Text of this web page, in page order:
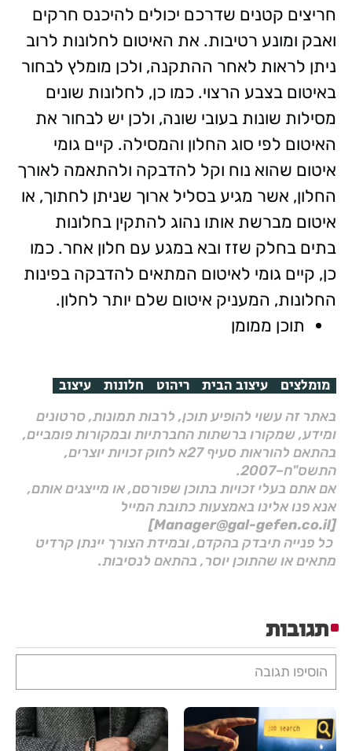
חריצים קטנים שדרכם יכולים להיכנס חרקים
ואבק ומונע רטיבות. את האיטום לחלונות לרוב
ניתן לראות לאחר ההתקנה, ולכן מומלץ לבחור
באיטום בצבע הרצוי. כמו כן, לחלונות שונים
מסילות שונות בעובי שונה, ולכן יש לבחור את
האיטום לפי סוג החלון והמסילה. קיים גומי
איטום שהוא נוח וקל להדבקה ולהתאמה לאורך
החלון, אשר מגיע בסליל ארוך שניתן לחתוך, או
איטום מברשת אותו נהוג להתקין בחלונות
בתים בחלק שזז ובא במגע עם חלון אחר. כמו
כן, קיים גומי לאיטום המתאים להדבקה בפינות
החלונות, המעניק איטום שלם יותר לחלון.
תוכן ממומן
מומלצים עיצוב הבית ריהוט חלונות עיצוב
באתר זה עשוי להופיע תוכן, לרבות תמונות, סרטונים
ומידע, שמקורו ברשתות החברתיות ובמקורות פומביים,
בהתאם להוראות סעיף 27א לחוק זכויות יוצרים,
התשס"ח–2007.
אם אתם בעלי זכויות בתוכן שפורסם, או מייצגים אותם,
אנא פנו אלינו באמצעות כתובת המייל
[Manager@gal-gefen.co.il]
כל פנייה תיבדק בהקדם, ובמידת הצורך יינתן קרדיט
מתאים או שהתוכן יוסר, בהתאם לנסיבות.
תגובות
הוסיפו תגובה